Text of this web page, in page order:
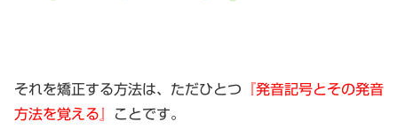
それを矯正する方法は、ただひとつ 『発音記号とその発音
方法を覚える』
ことです。